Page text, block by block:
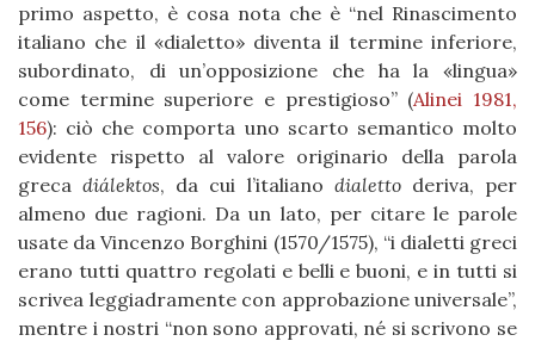
primo aspetto, è cosa nota che è “nel Rinascimento
italiano che il «dialetto» diventa il termine inferiore,
subordinato, di un’opposizione che ha la «lingua»
come termine superiore e prestigioso” (Alinei 1981,
156): ciò che comporta uno scarto semantico molto
evidente rispetto al valore originario della parola
grecadiálektos, da cui l’italiano dialettoderiva, per
almeno due ragioni. Da un lato, per citare le parole
usate da Vincenzo Borghini (1570/1575), “i dialetti greci
erano tutti quattro regolati e belli e buoni, e in tutti si
scrivea leggiadramente con approbazione universale”,
mentre i nostri “non sono approvati, né si scrivono se